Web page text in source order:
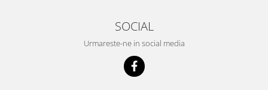
SOCIAL
Urmareste-ne in social media